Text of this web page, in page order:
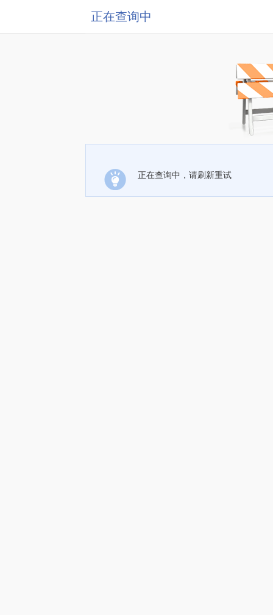
正在查询中
正在查询中，请刷新重试